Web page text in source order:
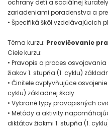
ochrany detí a sociálnej
zariadeniami poradenstva a
• Špecifiká škôl vzdelávajúcich
Téma kurzu: Precvičovanie
Ciele kurzu:
• Pravopis a proces
žiakov 1. stupňa (1. cyklu)
• Činitele ovplyvňujúce
cyklu) základnej školy.
• Vybrané typy pravopisných
• Metódy a aktivity
diktátov žiakmi 1. stupňa (1.